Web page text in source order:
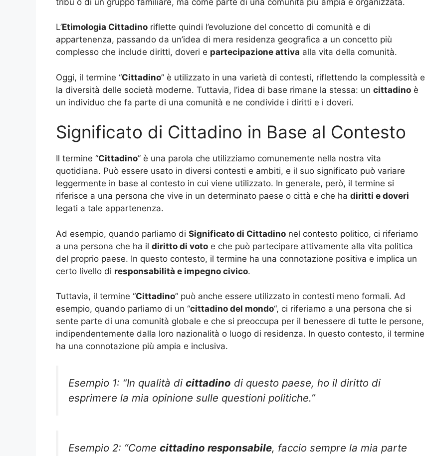
L’Etimologia Cittadino riflette quindi l’evoluzione del concetto di comunità e di
appartenenza, passando da un’idea di mera residenza geografica a un concetto più
complesso che include diritti, doveri e partecipazione attiva alla vita della comunità.
Oggi, il termine “Cittadino” è utilizzato in una varietà di contesti, riflettendo la complessità e
la diversità delle società moderne. Tuttavia, l’idea di base rimane la stessa: un cittadino è
un individuo che fa parte di una comunità e ne condivide i diritti e i doveri.
Significato di Cittadino in Base al Contesto
Il termine “Cittadino” è una parola che utilizziamo comunemente nella nostra vita
quotidiana. Può essere usato in diversi contesti e ambiti, e il suo significato può variare
leggermente in base al contesto in cui viene utilizzato. In generale, però, il termine si
riferisce a una persona che vive in un determinato paese o città e che ha diritti e doveri
legati a tale appartenenza.
Ad esempio, quando parliamo di Significato di Cittadino nel contesto politico, ci riferiamo
a una persona che ha il diritto di voto e che può partecipare attivamente alla vita politica
del proprio paese. In questo contesto, il termine ha una connotazione positiva e implica un
certo livello di responsabilità e impegno civico.
Tuttavia, il termine “Cittadino” può anche essere utilizzato in contesti meno formali. Ad
esempio, quando parliamo di un “cittadino del mondo“, ci riferiamo a una persona che si
sente parte di una comunità globale e che si preoccupa per il benessere di tutte le persone,
indipendentemente dalla loro nazionalità o luogo di residenza. In questo contesto, il termine
ha una connotazione più ampia e inclusiva.
Esempio 1: “In qualità di cittadino di questo paese, ho il diritto di
esprimere la mia opinione sulle questioni politiche.”
Esempio 2: “Come cittadino responsabile, faccio sempre la mia parte